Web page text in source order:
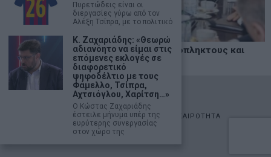
Δυτική Αττική: Άμεση στήριξη σε πυρόπληκτους και
επιχειρήσεις
©2026 - marketnews.gr - All Rights Reserved
ΟΙΚΟΝΟΜΙΑ ΠΟΛΙΤΙΚΗ ΑΓΟΡΕΣ
ΕΠΙΚΑΙΡΟΤΗΤΑ
LIFESTYLE
Πυρετώδεις είναι οι
διεργασίες γύρω από τον
Αλέξη Τσίπρα, με το πολιτικό
Κ. Ζαχαριάδης: «Θεωρώ
αδιανόητο να είμαι στις
επόμενες εκλογές σε
διαφορετικό
ψηφοδέλτιο με τους
Φάμελλο, Τσίπρα,
Αχτσιόγλου, Χαρίτση…»
Ο Κώστας Ζαχαριάδης
έστειλε μήνυμα υπέρ της
ευρύτερης συνεργασίας
στον χώρο της